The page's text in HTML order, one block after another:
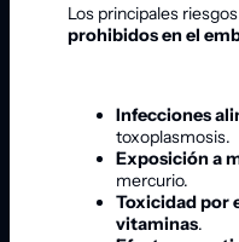
Los principales
prohibidos en el
Infecciones
toxoplasmosis.
Exposición a
mercurio.
Toxicidad por
vitaminas.